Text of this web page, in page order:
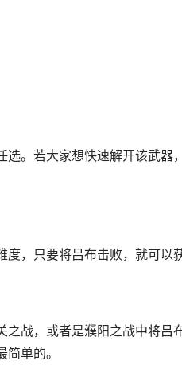
。若大家想快速解开该武器
，只要将吕布击败，就可以获
战，或者是濮阳之战中将吕
单的。